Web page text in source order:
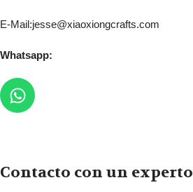
E-Mail:jesse@xiaoxiongcrafts.com
Whatsapp:
Contacto con un experto